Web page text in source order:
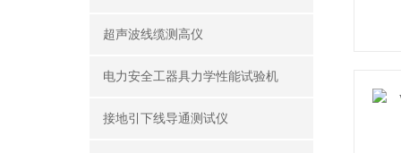
超声波线缆测高仪
电力安全工器具力学性能试验机
接地引下线导通测试仪